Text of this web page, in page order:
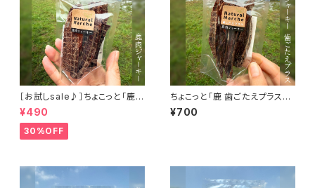
［お試しsale♪］ちょこっと「鹿肉
ジャーキー」ジビエ鹿 おやつ
¥490
30%OFF
ちょこっと「鹿 歯ごたえプラス」
ジビエ鹿 おやつ
¥700